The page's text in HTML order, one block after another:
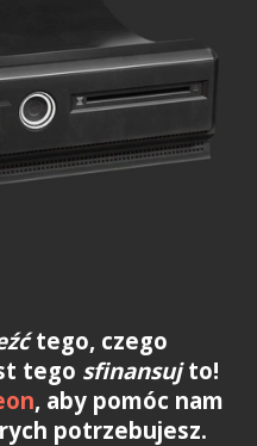
tego, czego
tego sfinansujto!
, aby pomóc nam
potrzebujesz.